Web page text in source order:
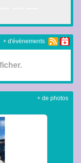
+ d'évènements
+ de photos